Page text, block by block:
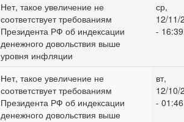
Нет, такое увеличение не
соответствует требованиям
Президента РФ об индексации
денежного довольствия выше
уровня инфляции
ср,
12/11/
- 16:39
Нет, такое увеличение не
соответствует требованиям
Президента РФ об индексации
денежного довольствия выше
вт,
12/10/
- 01:46